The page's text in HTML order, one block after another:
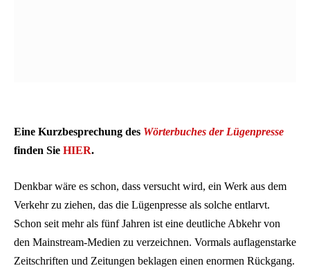
Eine Kurzbesprechung des Wörterbuches der Lügenpresse
finden Sie HIER.
Denkbar wäre es schon, dass versucht wird, ein Werk aus dem
Verkehr zu ziehen, das die Lügenpresse als solche entlarvt.
Schon seit mehr als fünf Jahren ist eine deutliche Abkehr von
den Mainstream-Medien zu verzeichnen. Vormals auflagenstarke
Zeitschriften und Zeitungen beklagen einen enormen Rückgang.